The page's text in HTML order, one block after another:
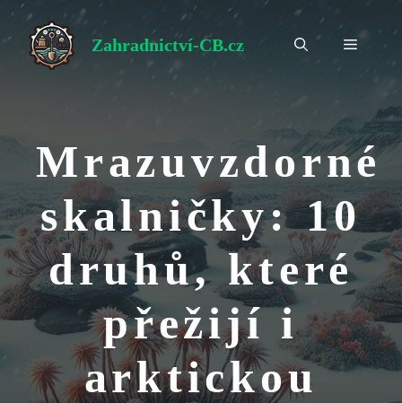
Přeskočit
na
obsah
Zahradnictví-CB.cz Menu
Mrazuvzdorné
skalničky: 10
druhů, které
přežijí i
arktickou